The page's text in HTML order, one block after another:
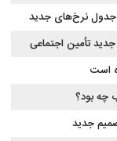
جدول نرخ‌های جدید
تأمین اجتماعی
چه بود؟
جدید